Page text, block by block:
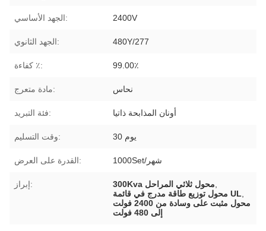
الجهد الأساسي: 2400V
الجهد الثانوي: 480Y/277
كفاءة ٪: 99.00٪
مادة متعرج: نحاس
فئة التبريد: أونان المذابحة ذاتيا
وقت التسليم: 30 يوم
القدرة على العرض: 1000Set/شهر
إبراز: 300Kva محول ثلاثي المراحل
محول توزيع طاقة مدرج في قائمة UL
محول مثبت على وسادة من 2400 فولت
إلى 480 فولت